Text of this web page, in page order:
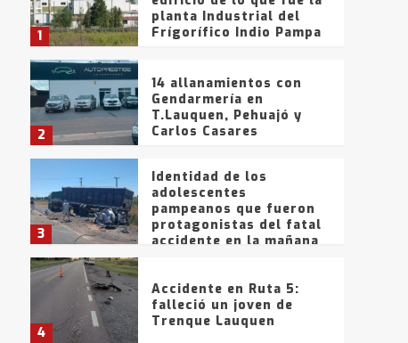
1
planta Industrial del
Frígorífico Indio Pampa
2
14 allanamientos con
Gendarmería en
T.Lauquen, Pehuajó y
Carlos Casares
3
Identidad de los
adolescentes
pampeanos que fueron
protagonistas del fatal
accidente en la mañana
4
Accidente en Ruta 5:
falleció un joven de
Trenque Lauquen